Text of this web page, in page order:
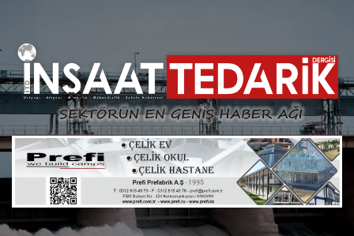
content